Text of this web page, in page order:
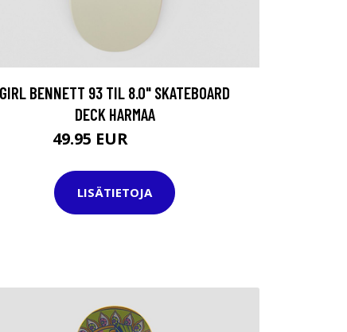
GIRL BENNETT 93 TIL 8.0" SKATEBOARD
DECK HARMAA
49.95 EUR
LISÄTIETOJA